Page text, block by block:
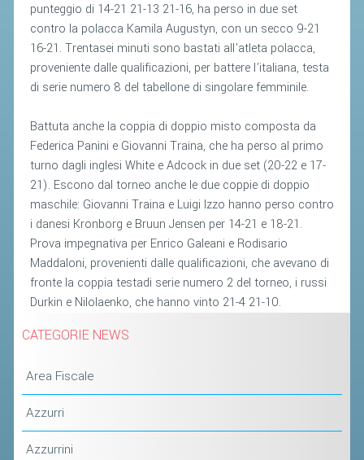
punteggio di 14-21 21-13 21-16, ha perso in due set
contro la polacca Kamila Augustyn, con un secco 9-21
16-21. Trentasei minuti sono bastati all'atleta polacca,
proveniente dalle qualificazioni, per battere l'italiana, testa
di serie numero 8 del tabellone di singolare femminile.
Battuta anche la coppia di doppio misto composta da
Federica Panini e Giovanni Traina, che ha perso al primo
turno dagli inglesi White e Adcock in due set (20-22 e 17-
21). Escono dal torneo anche le due coppie di doppio
maschile: Giovanni Traina e Luigi Izzo hanno perso contro
i danesi Kronborg e Bruun Jensen per 14-21 e 18-21.
Prova impegnativa per Enrico Galeani e Rodisario
Maddaloni, provenienti dalle qualificazioni, che avevano di
fronte la coppia testadi serie numero 2 del torneo, i russi
Durkin e Nilolaenko, che hanno vinto 21-4 21-10.
CATEGORIE NEWS
Area Fiscale
Azzurri
Azzurrini
STAFF TECNICO
CTF – PALABADMINTON
ATLETI D'INTERESSE NAZIONALE
VOLA CON NOI
CENTRI TECNICI TERRITORIALI
COMMISSIONE ATLETI
TESSERAMENTO
AFFILIAZIONE E TESSERAMENTO
QUOTE E TASSE
MODULI